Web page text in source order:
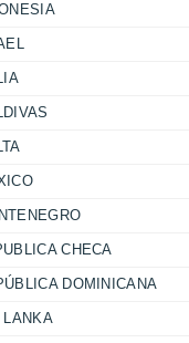
CHECA
DOMINICANA
LANKA